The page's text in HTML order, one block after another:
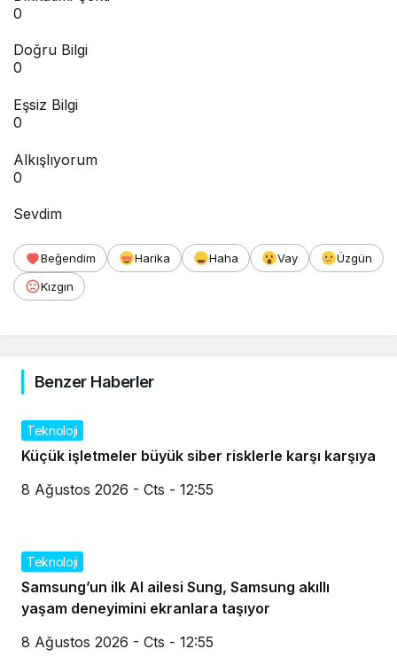
0
Doğru Bilgi
0
Eşsiz Bilgi
0
Alkışlıyorum
0
Sevdim
Beğendim Harika Haha Vay
Üzgün
Kızgın
Benzer Haberler
Teknoloji
Küçük işletmeler büyük siber risklerle karşı karşıya
8 Ağustos 2026 - Cts - 12:55
Teknoloji
Samsung’un ilk AI ailesi Sung, Samsung akıllı
yaşam deneyimini ekranlara taşıyor
8 Ağustos 2026 - Cts - 12:55